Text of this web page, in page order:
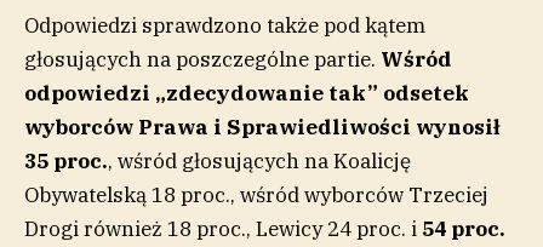
Odpowiedzi sprawdzono także pod kątem
głosujących na poszczególne partie. Wśród
odpowiedzi „zdecydowanie tak” odsetek
wyborców Prawa i Sprawiedliwości wynosił
35 proc., wśród głosujących na Koalicję
Obywatelską 18 proc., wśród wyborców Trzeciej
Drogi również 18 proc., Lewicy 24 proc. i 54 proc.